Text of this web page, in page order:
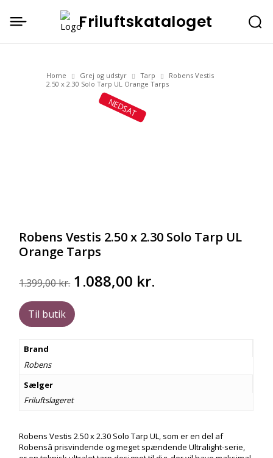
Friluftskataloget
Home Grej og udstyr Tarp
Robens Vestis
2.50 x 2.30 Solo Tarp UL Orange Tarps
NEDSAT
Robens Vestis 2.50 x 2.30 Solo Tarp UL
Orange Tarps
1.399,00kr. Den
oprindelige
pris
var:
1.088,00 kr.
Til butik
Brand
Robens
Sælger
Friluftslageret
Robens Vestis 2.50 x 2.30 Solo Tarp UL, som er en del af
Robensâ prisvindende og meget spændende Ultralight-serie,